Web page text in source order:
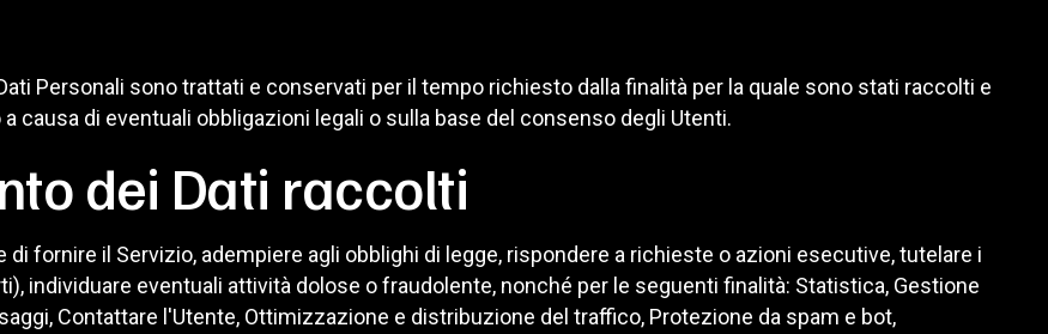
Personali sono trattati e conservati per il tempo richiesto dalla finalità per la quale sono stati raccolti e
causa di eventuali obbligazioni legali o sulla base del consenso degli Utenti.
dei Dati raccolti
di fornire il Servizio, adempiere agli obblighi di legge, rispondere a richieste o azioni esecutive, tutelare i
individuare eventuali attività dolose o fraudolente, nonché per le seguenti finalità: Statistica, Gestione
Contattare l'Utente, Ottimizzazione e distribuzione del traffico, Protezione da spam e bot,